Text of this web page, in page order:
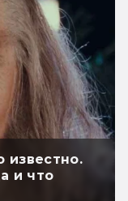
известно.
и что